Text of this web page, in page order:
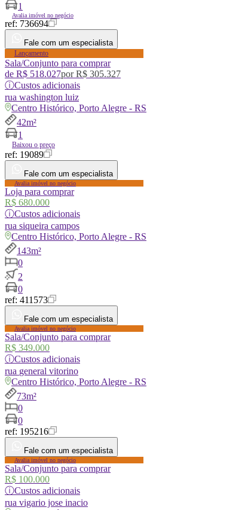
1
Avalia imóvel no negócio
ref: 736694
Fale com um especialista
Lançamento
Sala/Conjunto para comprar
de R$ 518.027porR$ 305.327
ⓘCustos adicionais
rua washington luiz
Centro Histórico, Porto Alegre - RS
42m²
1
Baixou o preço
ref: 19089
Fale com um especialista
Avalia imóvel no negócio
Loja para comprar
R$ 680.000
ⓘCustos adicionais
rua siqueira campos
Centro Histórico, Porto Alegre - RS
143m²
0
2
0
ref: 411573
Fale com um especialista
Avalia imóvel no negócio
Sala/Conjunto para comprar
R$ 349.000
ⓘCustos adicionais
rua general vitorino
Centro Histórico, Porto Alegre - RS
73m²
0
0
ref: 195216
Fale com um especialista
Avalia imóvel no negócio
Sala/Conjunto para comprar
R$ 100.000
ⓘCustos adicionais
rua vigario jose inacio